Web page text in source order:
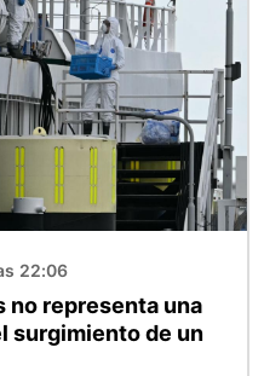
22:06
no representa una
surgimiento de un